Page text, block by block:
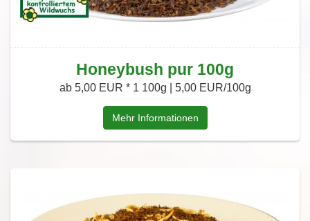
Honeybush pur 100g
ab 5,00 EUR * 1 100g | 5,00 EUR/100g
Mehr Informationen